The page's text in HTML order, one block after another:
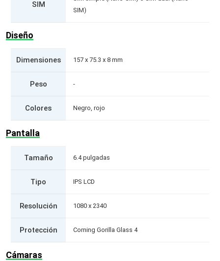
SIM
SIM)
Diseño
Dimensiones 157 x 75.3 x 8 mm
Peso -
Colores Negro, rojo
Pantalla
Tamaño 6.4 pulgadas
Tipo IPS LCD
Resolución 1080 x 2340
Protección Corning Gorilla Glass 4
Cámaras